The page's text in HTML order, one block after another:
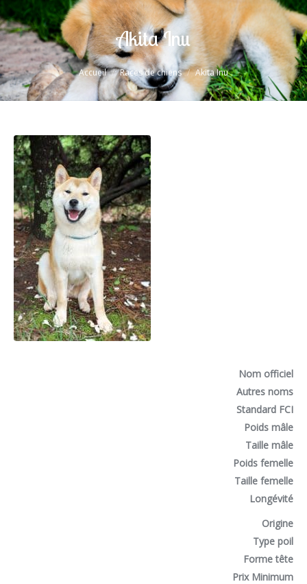
Akita Inu
Vous êtes ici :Accueil Races de chiens Akita Inu
Nom officiel
Autres noms
Standard FCI
Poids mâle
Taille mâle
Poids femelle
Taille femelle
Longévité
Origine
Type poil
Forme tête
Prix Minimum